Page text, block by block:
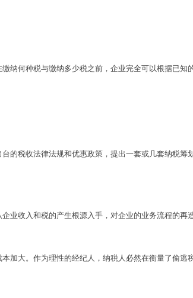
何种税与缴纳多少税之前，企业完全可以根据已知
的税收法律法规和优惠政策，提出一套或几套纳税
收入和税的产生根源入手，对企业的业务流程的再
加大。作为理性的经纪人，纳税人必然在衡量了偷